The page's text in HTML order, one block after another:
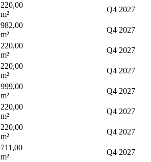
220,00
m²
Q4 2027
982,00
m²
Q4 2027
220,00
m²
Q4 2027
220,00
m²
Q4 2027
999,00
m²
Q4 2027
220,00
m²
Q4 2027
220,00
m²
Q4 2027
711,00
m²
Q4 2027